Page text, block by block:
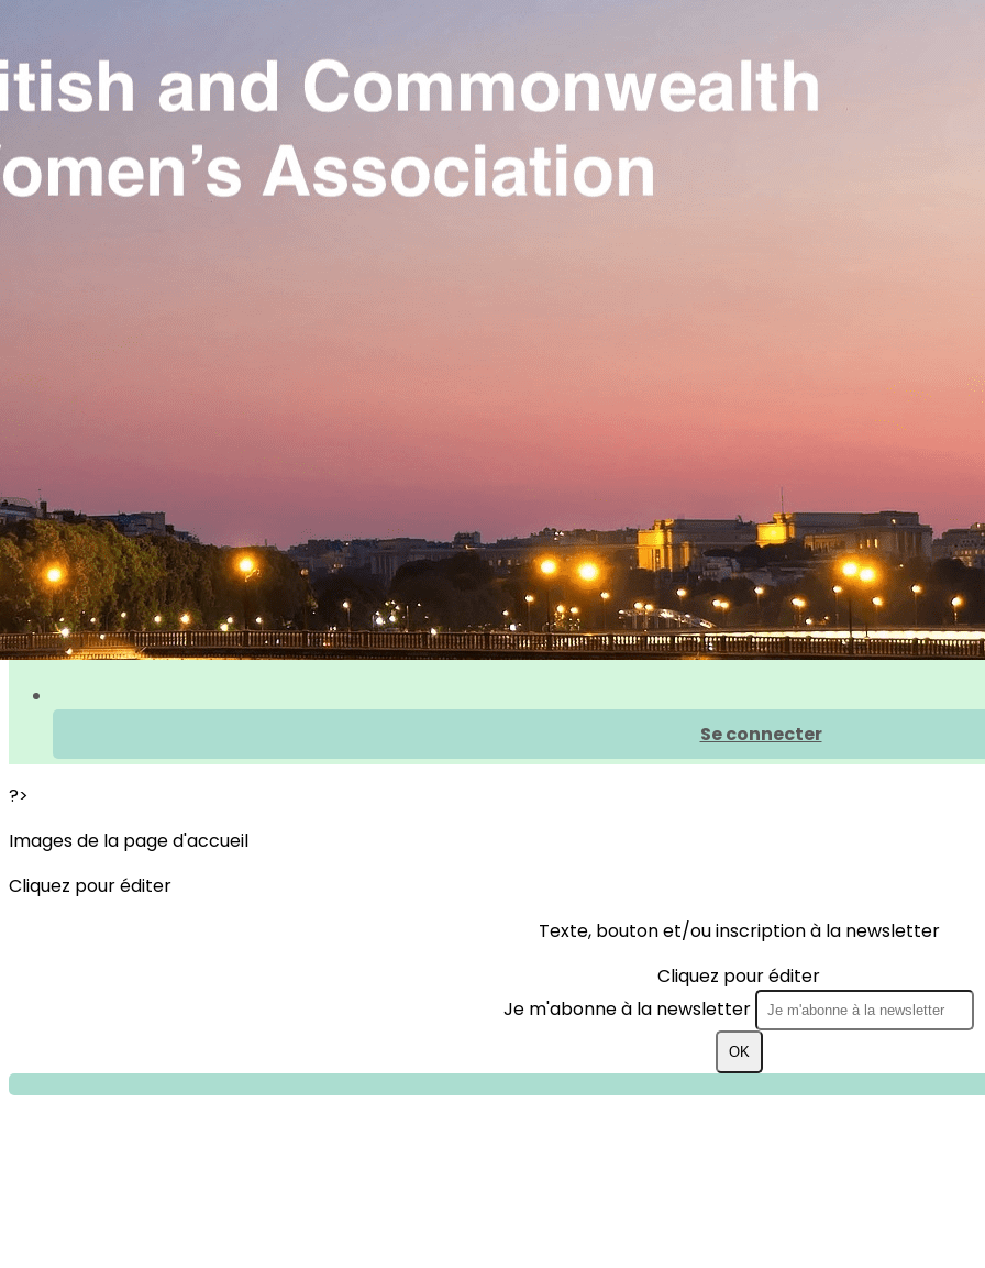
Exporter uniquement les colonnes affichées
Ajoutez un logo, un bouton, des réseaux sociaux
Se connecter
?>
Images de la page d'accueil
Cliquez pour éditer
Texte, bouton et/ou inscription à la newsletter
Cliquez pour éditer
Je m'abonne à la newsletter
OK